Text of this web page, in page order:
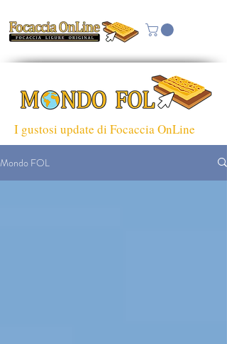
I gustosi update di Focaccia OnLine
Mondo FOL